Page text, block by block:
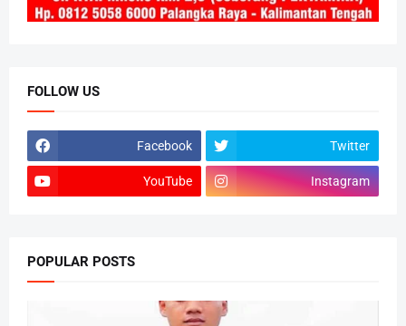
FOLLOW US
Facebook Twitter
YouTube Instagram
POPULAR POSTS